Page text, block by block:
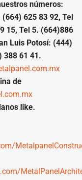
números:
625 83 92, Tel
15, Tel 5. (664)886
Luis Potosí: (444)
388 61 41.
de
like.